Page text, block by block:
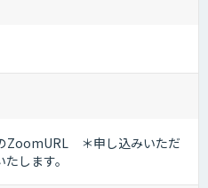
ZoomURL ＊申し込みいただ
します。